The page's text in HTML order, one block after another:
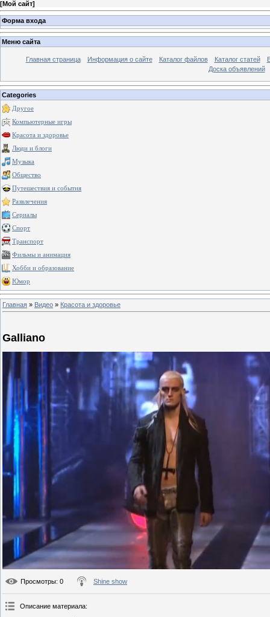
[Мой сайт]
Форма входа
Меню сайта
Главная страница Информация о сайте Каталог файлов Каталог статей
Доска объявлений
Categories
Другое
Компьютерные игры
Красота и здоровье
Люди и блоги
Музыка
Общество
Путешествия и события
Развлечения
Сериалы
Спорт
Транспорт
Фильмы и анимация
Хобби и образование
Юмор
Главная » Видео » Красота и здоровье
Galliano
Просмотры: 0 Shine show
Описание материала: